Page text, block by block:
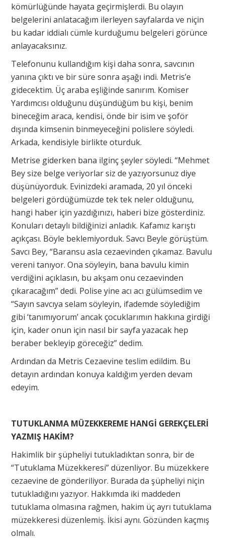
kömürlüğünde hayata geçirmişlerdi. Bu olayın
belgelerini anlatacağım ilerleyen sayfalarda ve niçin
bu kadar iddialı cümle kurduğumu belgeleri görünce
anlayacaksınız.
Telefonunu kullandığım kişi daha sonra, savcının
yanına çıktı ve bir süre sonra aşağı indi. Metris’e
gidecektim. Üç araba eşliğinde sanırım. Komiser
Yardımcısı olduğunu düşündüğüm bu kişi, benim
bineceğim araca, kendisi, önde bir isim ve şoför
dışında kimsenin binmeyeceğini polislere söyledi.
Arkada, kendisiyle birlikte oturduk.
Metrise giderken bana ilginç şeyler söyledi. “Mehmet
Bey size belge veriyorlar siz de yazıyorsunuz diye
düşünüyorduk. Evinizdeki aramada, 20 yıl önceki
belgeleri gördüğümüzde tek tek neler olduğunu,
hangi haber için yazdığınızı, haberi bize gösterdiniz.
Konuları detaylı bildiğinizi anladık. Kafamız karıştı
açıkçası. Böyle beklemiyorduk. Savcı Beyle görüştüm.
Savcı Bey, “Baransu asla cezaevinden çıkamaz. Bavulu
vereni tanıyor. Ona söyleyin, bana bavulu kimin
verdiğini açıklasın, bu akşam onu cezaevinden
çıkaracağım” dedi. Polise yine acı acı gülümsedim ve
“Sayın savcıya selam söyleyin, ifademde söylediğim
gibi ‘tanımıyorum’ ancak çocuklarımın hakkına girdiği
için, kader onun için nasıl bir sayfa yazacak hep
beraber bekleyip göreceğiz” dedim.
Ardından da Metris Cezaevine teslim edildim. Bu
detayın ardından konuya kaldığım yerden devam
edeyim.
TUTUKLANMA MÜZEKKEREME HANGİ GEREKÇELERİ
YAZMIŞ HAKİM?
Hakimlik bir şüpheliyi tutukladıktan sonra, bir de
“Tutuklama Müzekkeresi” düzenliyor. Bu müzekkere
cezaevine de gönderiliyor. Burada da şüpheliyi niçin
tutukladığını yazıyor. Hakkımda iki maddeden
tutuklama olmasına rağmen, hakim üç ayrı tutuklama
müzekkeresi düzenlemiş. İkisi aynı. Gözünden kaçmış
olmalı.